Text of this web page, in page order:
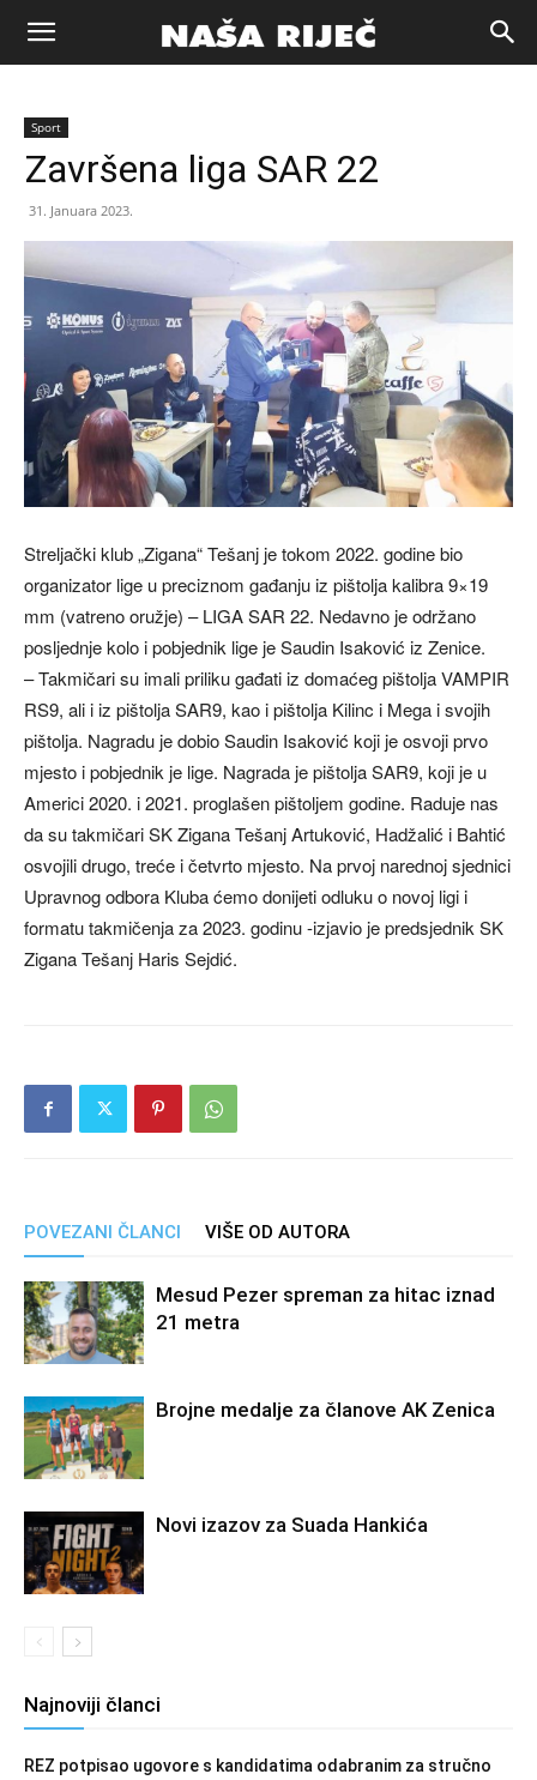
Naša
riječ
Zenica
Sport
Završena liga SAR 22
31. Januara 2023.
Streljački klub „Zigana“ Tešanj je tokom 2022. godine bio
organizator lige u preciznom gađanju iz pištolja kalibra 9×19
mm (vatreno oružje) – LIGA SAR 22. Nedavno je održano
posljednje kolo i pobjednik lige je Saudin Isaković iz Zenice.
– Takmičari su imali priliku gađati iz domaćeg pištolja VAMPIR
RS9, ali i iz pištolja SAR9, kao i pištolja Kilinc i Mega i svojih
pištolja. Nagradu je dobio Saudin Isaković koji je osvoji prvo
mjesto i pobjednik je lige. Nagrada je pištolja SAR9, koji je u
Americi 2020. i 2021. proglašen pištoljem godine. Raduje nas
da su takmičari SK Zigana Tešanj Artuković, Hadžalić i Bahtić
osvojili drugo, treće i četvrto mjesto. Na prvoj narednoj sjednici
Upravnog odbora Kluba ćemo donijeti odluku o novoj ligi i
formatu takmičenja za 2023. godinu -izjavio je predsjednik SK
Zigana Tešanj Haris Sejdić.
POVEZANI ČLANCI VIŠE OD AUTORA
Mesud Pezer spreman za hitac iznad
21 metra
Brojne medalje za članove AK Zenica
Novi izazov za Suada Hankića
Najnoviji članci
REZ potpisao ugovore s kandidatima odabranim za stručno